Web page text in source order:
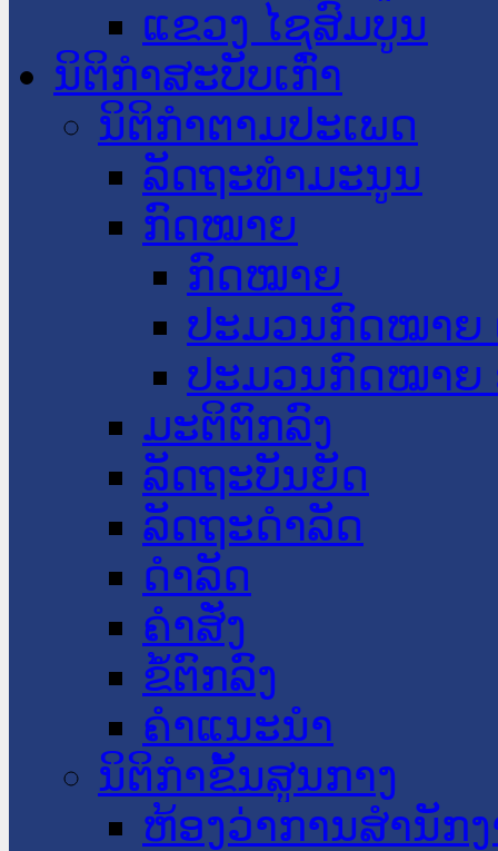
ແຂວງ ໄຊສົມບູນ
ນິຕິກໍາສະບັບເກົ່າ
ນິຕິກຳຕາມປະເພດ
ລັດຖະທໍາມະນູນ
ກົດໝາຍ
ກົດໝາຍ
ປະມວນກົດໝາຍ
ປະມວນກົດໝາຍ
ມະຕິຕົກລົງ
ລັດຖະບັນຍັດ
ລັດຖະດໍາລັດ
ດໍາລັດ
ຄໍາສັ່ງ
ຂໍ້ຕົກລົງ
ຄໍາແນະນໍາ
ນິຕິກໍາຂັ້ນສູນກາງ
ຫ້ອງວ່າການສໍານັກ